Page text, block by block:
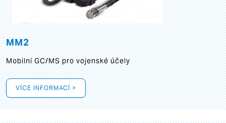
MM2
Mobilní GC/MS pro vojenské účely
VÍCE INFORMACÍ >